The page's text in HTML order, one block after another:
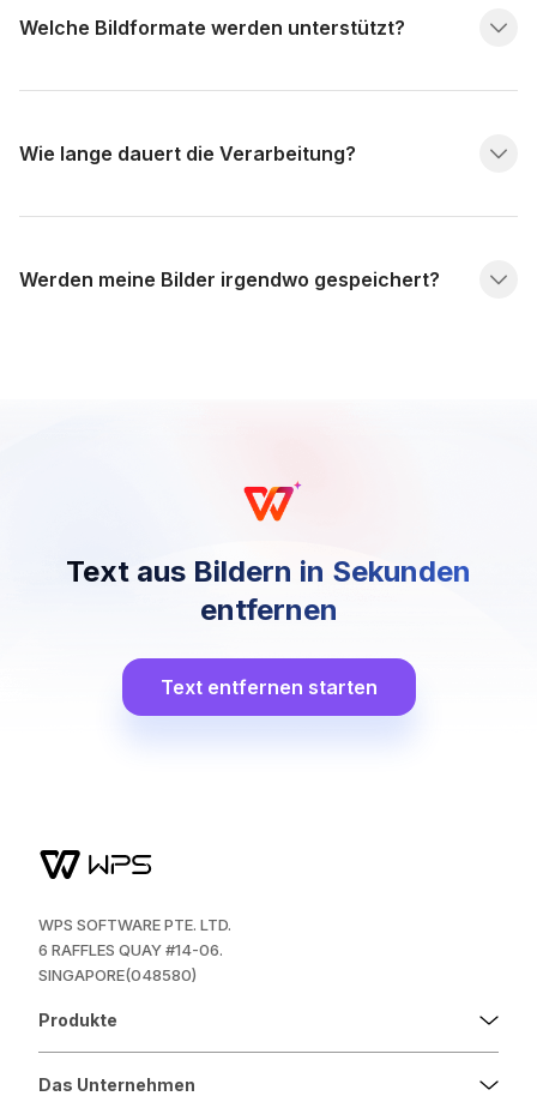
Welche Bildformate werden unterstützt?
Wie lange dauert die Verarbeitung?
Werden meine Bilder irgendwo gespeichert?
Text aus Bildern in Sekunden
entfernen
Text entfernen starten
WPS SOFTWARE PTE. LTD.
6 RAFFLES QUAY #14-06.
SINGAPORE(048580)
Produkte
Das Unternehmen